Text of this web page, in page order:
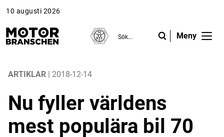
10 augusti 2026
Meny
Reportage
Krönikor
ARTIKLAR | 2018-12-14
Nu fyller världens
mest populära bil 70